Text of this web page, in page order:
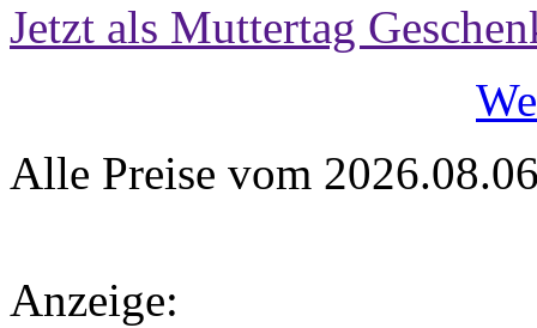
Jetzt als Muttertag
Alle Preise vom
Anzeige: